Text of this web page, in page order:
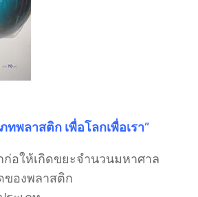
ทพลาสติก เพื่อโลกเพื่อเรา”
อให้เกิดขยะจำนวนมหาศาล
ของพลาสติก